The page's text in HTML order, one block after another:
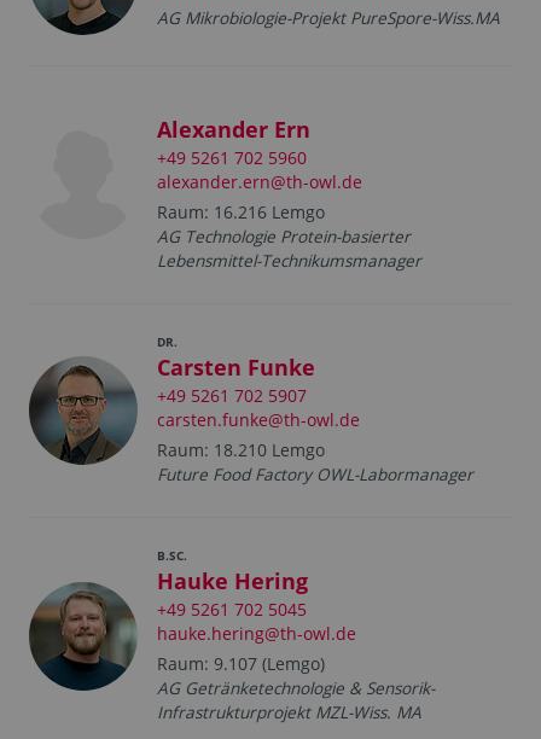
AG Mikrobiologie-Projekt PureSpore-Wiss.MA
Alexander Ern
+49 5261 702 5960
alexander.ern@th-owl.de
Raum: 16.216 Lemgo
AG Technologie Protein-basierter
Lebensmittel-Technikumsmanager
DR.
Carsten Funke
+49 5261 702 5907
carsten.funke@th-owl.de
Raum: 18.210 Lemgo
Future Food Factory OWL-Labormanager
B.SC.
Hauke Hering
+49 5261 702 5045
hauke.hering@th-owl.de
Raum: 9.107 (Lemgo)
AG Getränketechnologie & Sensorik-
Infrastrukturprojekt MZL-Wiss. MA